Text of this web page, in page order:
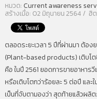
หมวด: Current awareness
สร้างเมื่อ: 02 มิถุนายน 2564 ฮิ
ตลอดระยะเวลา 5 ปีที่ผ่านมา ต้
(Plant-based products) เติบโต
คือ ในปี 2561 ยอดการขายอาหา
หรือเติบโตกว่าร้อยละ 5 ต่อปี และ
เป็นที่จับตามองว่า สุดท้ายแล้วผ